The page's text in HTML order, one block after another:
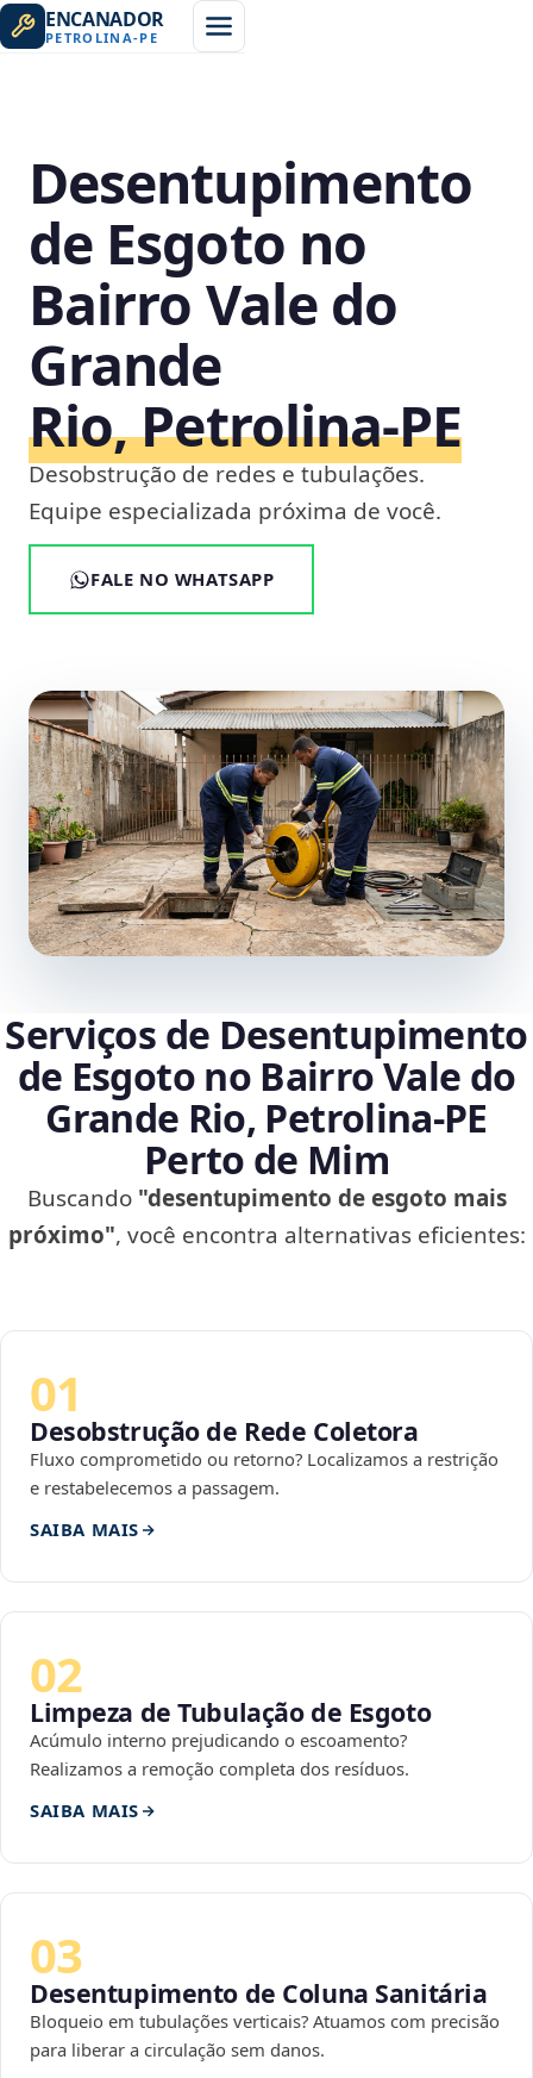
ENCANADOR
PETROLINA-PE
Desentupimento
de Esgoto no
Bairro Vale do
Grande
Rio, Petrolina‑PE
Desobstrução de redes e tubulações.
Equipe especializada próxima de você.
FALE NO WHATSAPP
Serviços de Desentupimento
de Esgoto no Bairro Vale do
Grande Rio, Petrolina‑PE
Perto de Mim
Buscando "desentupimento de esgoto mais
próximo", você encontra alternativas eficientes:
01
Desobstrução de Rede Coletora
Fluxo comprometido ou retorno? Localizamos a restrição
e restabelecemos a passagem.
SAIBA MAIS
02
Limpeza de Tubulação de Esgoto
Acúmulo interno prejudicando o escoamento?
Realizamos a remoção completa dos resíduos.
SAIBA MAIS
03
Desentupimento de Coluna Sanitária
Bloqueio em tubulações verticais? Atuamos com precisão
para liberar a circulação sem danos.